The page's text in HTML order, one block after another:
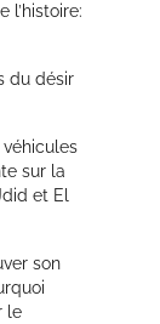
l’histoire:
du désir
sur la
et El
son
le